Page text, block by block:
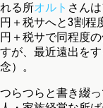
れる所オルト さん
円＋税サへと3割程
円＋税サで同程度
すが、最近遠出を
念）。
つらつらと書き綴